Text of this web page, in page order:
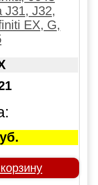
J31, J32,
EX, G,